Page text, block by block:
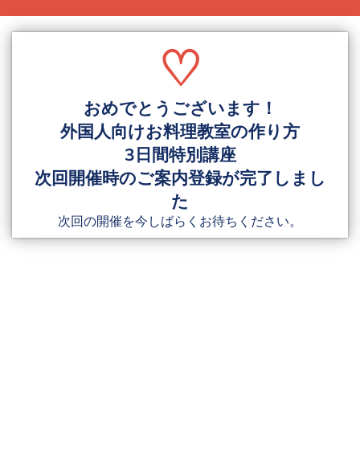
♡
おめでとうございます！
外国人向けお料理教室の作り方
3日間特別講座
次回開催時のご案内登録が完了しまし
た
次回の開催を今しばらくお待ちください。